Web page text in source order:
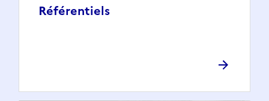
Référentiels